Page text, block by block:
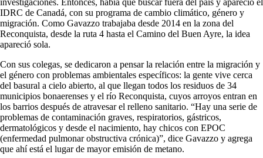
IDRC de Canadá, con su programa de cambio climático, género y
migración. Como Gavazzo trabajaba desde 2014 en la zona del
Reconquista, desde la ruta 4 hasta el Camino del Buen Ayre, la idea
apareció sola.
Con sus colegas, se dedicaron a pensar la relación entre la migración y
el género con problemas ambientales específicos: la gente vive cerca
del basural a cielo abierto, al que llegan todos los residuos de 34
municipios bonaerenses y el río Reconquista, cuyos arroyos entran en
los barrios después de atravesar el relleno sanitario. “Hay una serie de
problemas de contaminación graves, respiratorios, gástricos,
dermatológicos y desde el nacimiento, hay chicos con EPOC
(enfermedad pulmonar obstructiva crónica)”, dice Gavazzo y agrega
que ahí está el lugar de mayor emisión de metano.